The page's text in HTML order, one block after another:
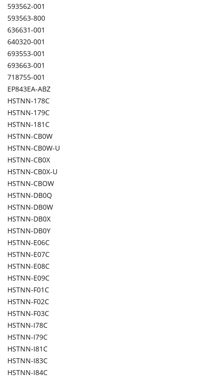
593562-001
593563-800
636631-001
640320-001
693553-001
693663-001
718755-001
EP843EA-ABZ
HSTNN-178C
HSTNN-179C
HSTNN-181C
HSTNN-CB0W
HSTNN-CB0W-U
HSTNN-CB0X
HSTNN-CB0X-U
HSTNN-CBOW
HSTNN-DB0Q
HSTNN-DB0W
HSTNN-DB0X
HSTNN-DB0Y
HSTNN-E06C
HSTNN-E07C
HSTNN-E08C
HSTNN-E09C
HSTNN-F01C
HSTNN-F02C
HSTNN-F03C
HSTNN-I78C
HSTNN-I79C
HSTNN-I81C
HSTNN-I83C
HSTNN-I84C